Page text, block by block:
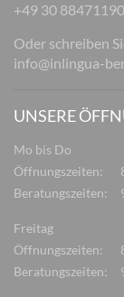
+49 30 88471190
Oder schreiben
info@inlingua-
UNSERE
Mo bis Do
Öffnungszeiten:
Beratungszeiten:
Freitag
Öffnungszeiten:
Beratungszeiten: